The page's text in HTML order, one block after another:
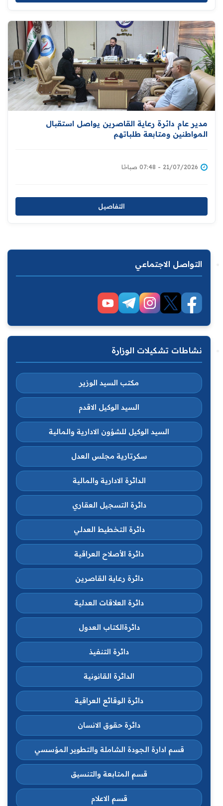
مدير عام دائرة رعاية القاصرين يواصل استقبال
المواطنين ومتابعة طلباتهم
21/07/2026 - 07:48 صباحًا
التفاصيل
التواصل الاجتماعي
نشاطات تشكيلات الوزارة
مكتب السيد الوزير
السيد الوكيل الاقدم
السيد الوكيل للشؤون الادارية والمالية
سكرتارية مجلس العدل
الدائرة الادارية والمالية
دائرة التسجيل العقاري
دائرة التخطيط العدلي
دائرة الأصلاح العراقية
دائرة رعاية القاصرين
دائرة العلاقات العدلية
دائرةالكتاب العدول
دائرة التنفيذ
الدائرة القانونية
دائرة الوقائع العراقية
دائرة حقوق الانسان
قسم ادارة الجودة الشاملة والتطوير المؤسسي
قسم المتابعة والتنسيق
قسم الاعلام